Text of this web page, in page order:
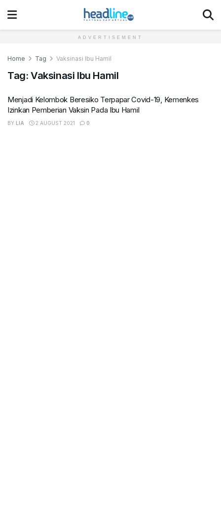
ADVERTISEMENT
Home Tag Vaksinasi Ibu Hamil
Tag: Vaksinasi Ibu Hamil
Menjadi Kelombok Beresiko Terpapar Covid-19, Kemenkes
Izinkan Pemberian Vaksin Pada Ibu Hamil
BY LIA 2 AUGUST 2021 0